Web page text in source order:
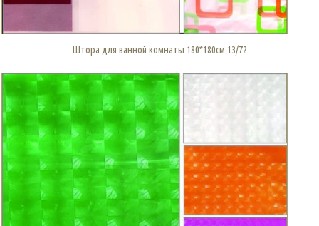
Штора для ванной комнаты 180*180см 13/72